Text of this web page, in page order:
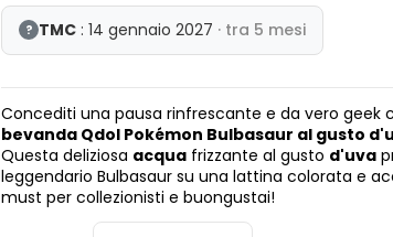
? TMC : 14 gennaio 2027 · tra 5 mesi
Concediti una pausa rinfrescante e da vero geek
bevanda Qdol Pokémon Bulbasaur al gusto
Questa deliziosa acqua frizzante al gusto d'uva
leggendario Bulbasaur su una lattina colorata e
must per collezionisti e buongustai!